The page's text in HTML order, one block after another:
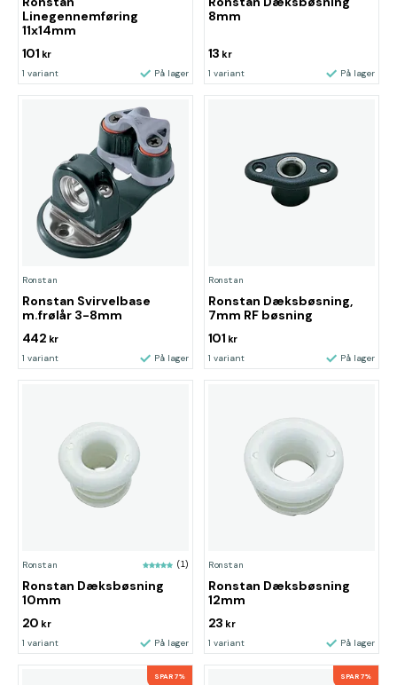
Linegennemføring
11x14mm
101 kr
1 variant På lager
8mm
13 kr
1 variant På lager
Ronstan
Ronstan Svirvelbase
m.frølår 3-8mm
442 kr
1 variant På lager
Ronstan
Ronstan Dæksbøsning,
7mm RF bøsning
101 kr
1 variant På lager
Ronstan (1)
Ronstan Dæksbøsning
10mm
20 kr
1 variant På lager
Ronstan
Ronstan Dæksbøsning
12mm
23 kr
1 variant På lager
SPAR 7% SPAR 7%